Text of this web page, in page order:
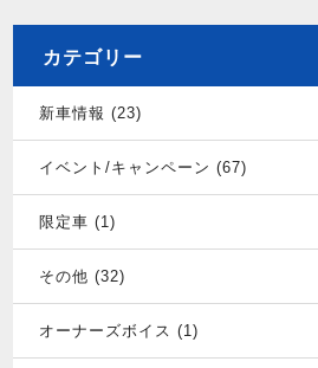
カテゴリー
新車情報 (23)
イベント/キャンペーン (67)
限定車 (1)
その他 (32)
オーナーズボイス (1)